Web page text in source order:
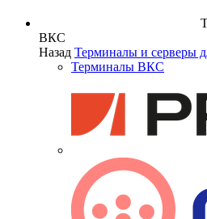
ВКС
Назад Терминалы и серверы
Терминалы ВКС